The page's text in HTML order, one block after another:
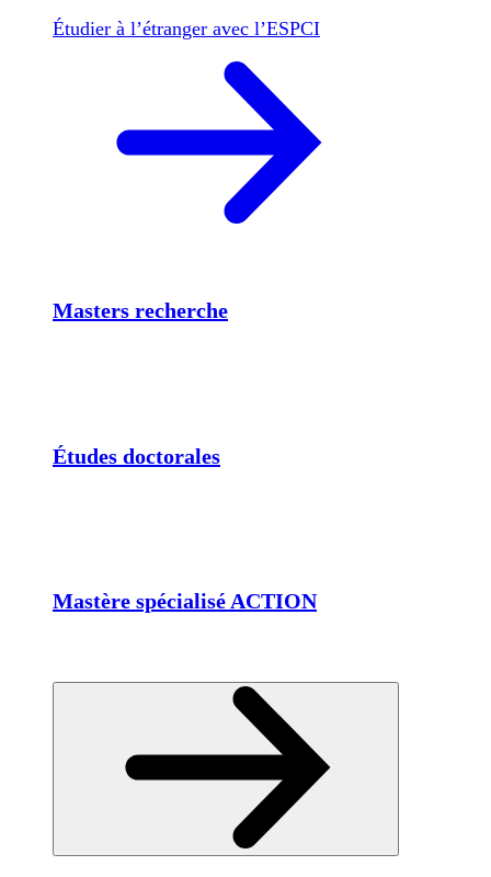
Étudier à l’étranger avec l’ESPCI
Masters recherche
Études doctorales
Mastère spécialisé ACTION